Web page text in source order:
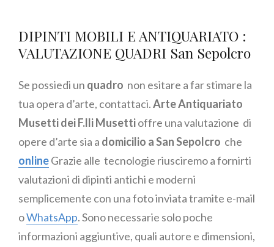
DIPINTI MOBILI E ANTIQUARIATO :
VALUTAZIONE QUADRI San Sepolcro
Se possiedi un quadro non esitare a far stimare la
tua opera d’arte, contattaci.Arte Antiquariato
Musetti dei F.lli Musettioffre una valutazione di
opere d’arte sia a domicilio a San Sepolcro che
onlineGrazie alle tecnologie riusciremo a fornirti
valutazioni di dipinti antichi e moderni
semplicemente con una foto inviata tramite e-mail
oWhatsApp. Sono necessarie solo poche
informazioni aggiuntive, quali autore e dimensioni,